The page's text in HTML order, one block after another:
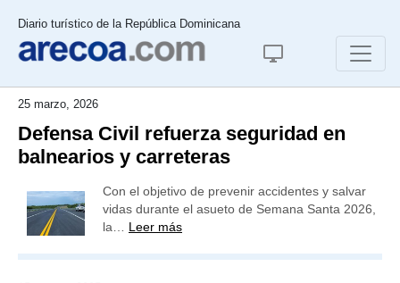
Diario turístico de la República Dominicana
25 marzo, 2026
Defensa Civil refuerza seguridad en
balnearios y carreteras
Con el objetivo de prevenir accidentes y salvar
vidas durante el asueto de Semana Santa 2026,
la… Leer más